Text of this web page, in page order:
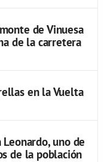
de Vinuesa
de la carretera
en la Vuelta
uno de
de la población